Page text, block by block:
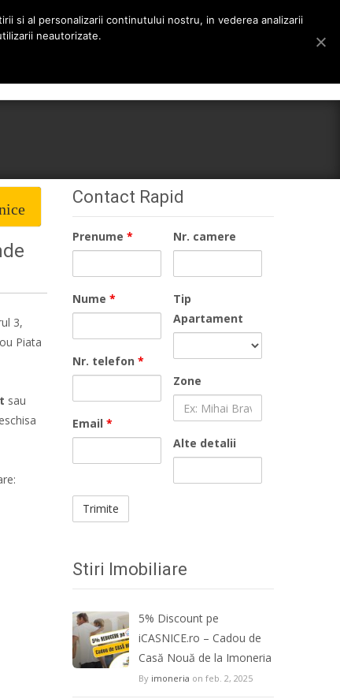
3,
Piata
sau
Contact Rapid
Prenume *
Nume *
Nr. telefon *
Email *
Nr. camere
Tip
Apartament
Zone
Alte detalii
Stiri Imobiliare
5% Discount pe
iCASNICE.ro – Cadou de
Casă Nouă de la Imoneria
By imoneria on feb. 2, 2025
si al personalizarii continutului nostru, in vederea analizarii
neautorizate.